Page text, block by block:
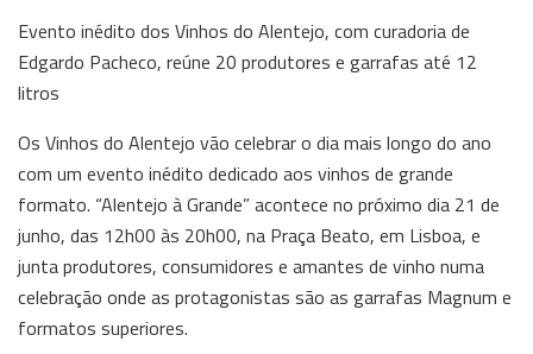
Evento inédito dos Vinhos do Alentejo, com curadoria de
Edgardo Pacheco, reúne 20 produtores e garrafas até 12
litros
Os Vinhos do Alentejo vão celebrar o dia mais longo do ano
com um evento inédito dedicado aos vinhos de grande
formato. “Alentejo à Grande” acontece no próximo dia 21 de
junho, das 12h00 às 20h00, na Praça Beato, em Lisboa, e
junta produtores, consumidores e amantes de vinho numa
celebração onde as protagonistas são as garrafas Magnum e
formatos superiores.